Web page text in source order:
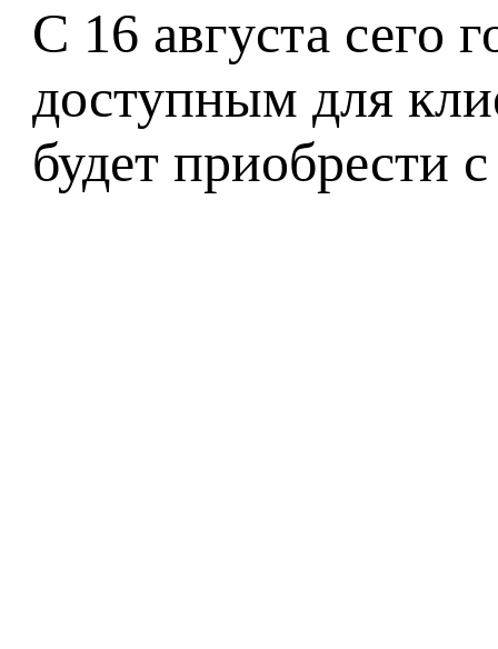
С 16 августа сего
доступным для
будет приобрести